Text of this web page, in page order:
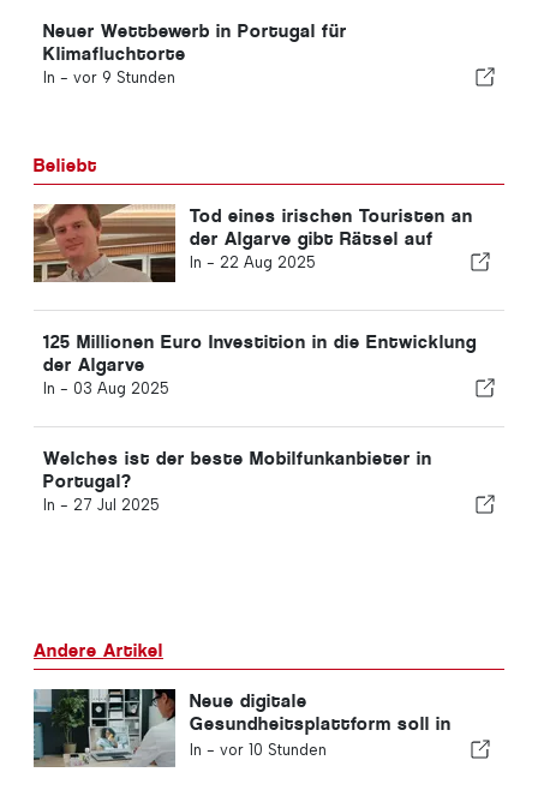
Neuer Wettbewerb in Portugal für
Klimafluchtorte
In - vor 9 Stunden
Beliebt
Tod eines irischen Touristen an
der Algarve gibt Rätsel auf
In - 22 Aug 2025
125 Millionen Euro Investition in die Entwicklung
der Algarve
In - 03 Aug 2025
Welches ist der beste Mobilfunkanbieter in
Portugal?
In - 27 Jul 2025
Andere Artikel
Neue digitale
Gesundheitsplattform soll in
Portugal eingeführt werden
In - vor 10 Stunden